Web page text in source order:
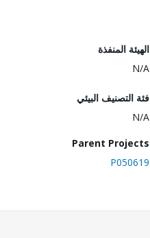
الهيئة المنفذة
N/A
فئة التصنيف البيئي
N/A
Parent Projects
P050619